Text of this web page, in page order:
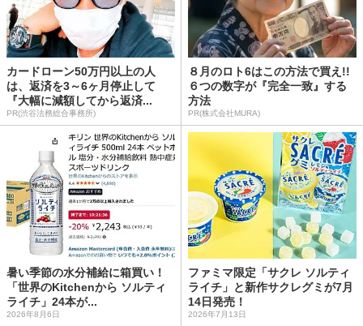
カードローン50万円以上の人
は、返済を3～6ヶ月停止して
『大幅に減額してから返済...
PR(渋谷法務総合事務所)
８月のロト6はこの方法で買え!!
６つの数字が『完全一致』する
方法
PR(株式会社MURA)
暑い季節の水分補給に箱買い！
「世界のKitchenから ソルティ
ライチ」24本が...
2026年8月6日
ファミマ限定「サクレ ソルティ
ライチ」と新作サクレグミが7月
14日発売！
2026年7月13日